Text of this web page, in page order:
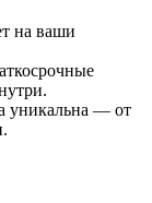
на ваши
уникальна — от